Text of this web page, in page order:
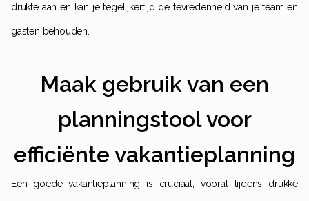
drukte aan en kan je tegelijkertijd de tevredenheid van je team en
gasten behouden.
Maak gebruik van een
planningstool voor
efficiënte vakantieplanning
Een goede vakantieplanning is cruciaal, vooral tijdens drukke